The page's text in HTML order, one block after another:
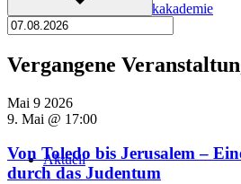
Kirchenmusikakademie
Aktuell
Vergangene
Mai 9 2026
9. Mai @ 17:00
Von Toledo bis Jerusalem –
durch das Judentum